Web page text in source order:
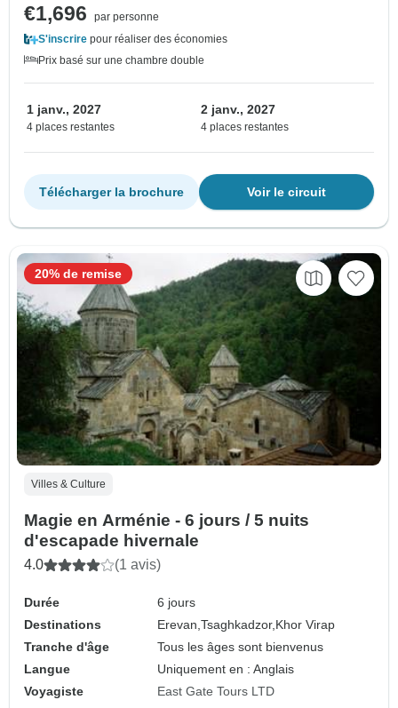
€1,696
par personne
S'inscrire pour réaliser des économies
Prix basé sur une chambre double
1 janv., 2027
4 places restantes
2 janv., 2027
4 places restantes
Voir le circuit
Télécharger la brochure
Villes & Culture
Magie en Arménie - 6 jours / 5 nuits
d'escapade hivernale
4.0 (1 avis)
Durée
6 jours
Destinations
Erevan,Tsaghkadzor, Khor Virap
Tranche d'âge
Tous les âges sont bienvenus
Langue
Uniquement en : Anglais
Voyagiste
East Gate Tours LTD
20% de remise